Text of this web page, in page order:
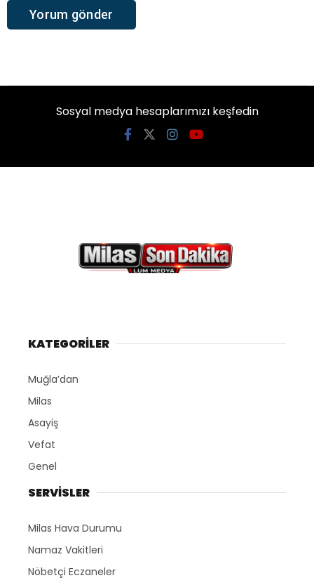
Sosyal medya hesaplarımızı keşfedin
KATEGORİLER
Muğla’dan
Milas
Asayiş
Vefat
Genel
SERVİSLER
Milas Hava Durumu
Namaz Vakitleri
Nöbetçi Eczaneler